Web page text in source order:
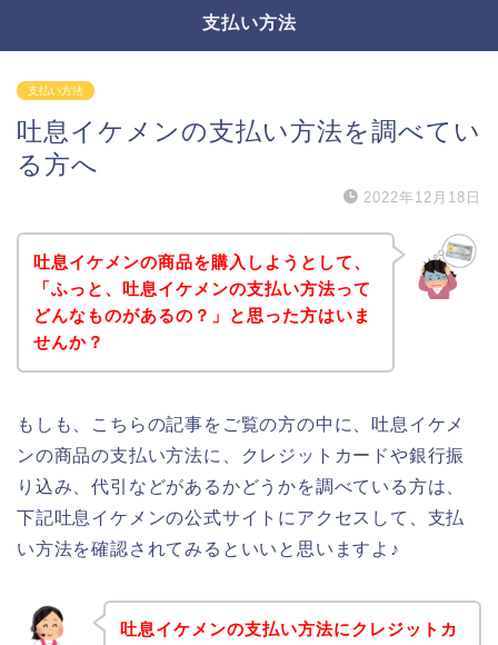
支払い方法
支払い方法
吐息イケメンの支払い方法を調べてい
る方へ
2022年12月18日
吐息イケメンの商品を購入しようとして、
「ふっと、吐息イケメンの支払い方法って
どんなものがあるの？」と思った方はいま
せんか？
もしも、こちらの記事をご覧の方の中に、吐息イケメ
ンの商品の支払い方法に、クレジットカードや銀行振
り込み、代引などがあるかどうかを調べている方は、
下記吐息イケメンの公式サイトにアクセスして、支払
い方法を確認されてみるといいと思いますよ♪
吐息イケメンの支払い方法にクレジットカ